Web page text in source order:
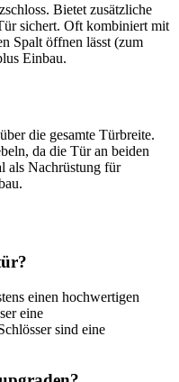
Bietet zusätzliche
sichert. Oft kombiniert mit
Spalt öffnen lässt (zum
Einbau.
die gesamte Türbreite.
da die Tür an beiden
als Nachrüstung für
einen hochwertigen
eine
sind eine